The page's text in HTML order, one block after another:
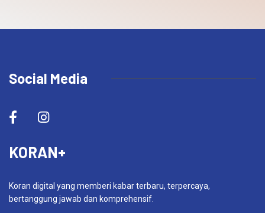
Social Media
KORAN+
Koran digital yang memberi kabar terbaru, terpercaya,
bertanggung jawab dan komprehensif.